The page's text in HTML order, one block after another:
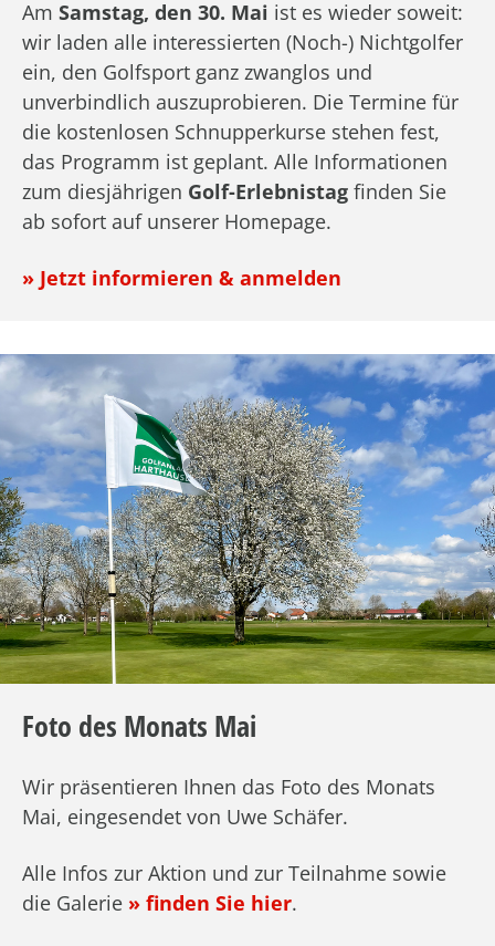
Am Samstag, den 30. Mai ist es wieder soweit:
wir laden alle interessierten (Noch-) Nichtgolfer
ein, den Golfsport ganz zwanglos und
unverbindlich auszuprobieren. Die Termine für
die kostenlosen Schnupperkurse stehen fest,
das Programm ist geplant. Alle Informationen
zum diesjährigen Golf-Erlebnistag finden Sie
ab sofort auf unserer Homepage.
» Jetzt informieren & anmelden
Foto des Monats Mai
Wir präsentieren Ihnen das Foto des Monats
Mai, eingesendet von Uwe Schäfer.
Alle Infos zur Aktion und zur Teilnahme sowie
die Galerie » finden Sie hier.